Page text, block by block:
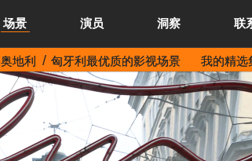
场景 演员 洞察 联
奥地利 匈牙利最优质的影视场景 我的精选